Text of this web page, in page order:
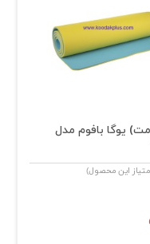
(مت) یوگا بافوم مدل
این محصول)